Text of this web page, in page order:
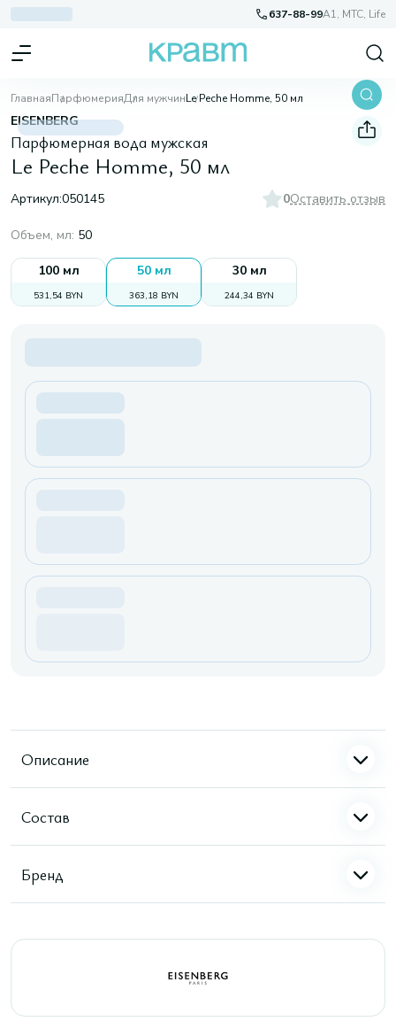
637-88-99A1, МТС, Life
ГлавнаяПарфюмерияДля мужчинLe Peche Homme, 50 мл
EISENBERG
Парфюмерная вода мужская
Le Peche Homme, 50 мл
Артикул:050145 0Оставить отзыв
Объем, мл: 50
100 мл
531,54 BYN
50 мл
363,18 BYN
30 мл
244,34 BYN
Описание
Состав
Бренд